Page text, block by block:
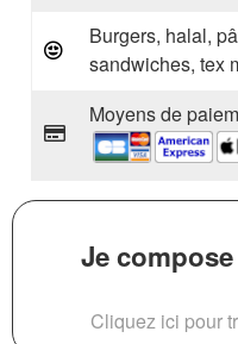
Burgers, halal,
sandwiches, tex
Moyens de
Je
Cliquez ici pour